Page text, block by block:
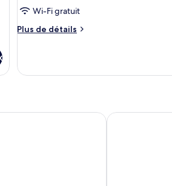
ce
type
de
Chambre
Double
Wi-Fi gratuit
Plus de détails
Plus
le
Chambre
Hotel, Oslo GardermoenClarion Hotel